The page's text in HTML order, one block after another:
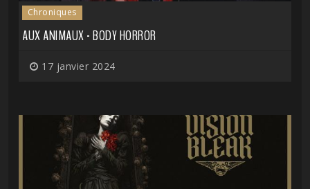
Chroniques
AUX ANIMAUX - BODY HORROR
17 janvier 2024